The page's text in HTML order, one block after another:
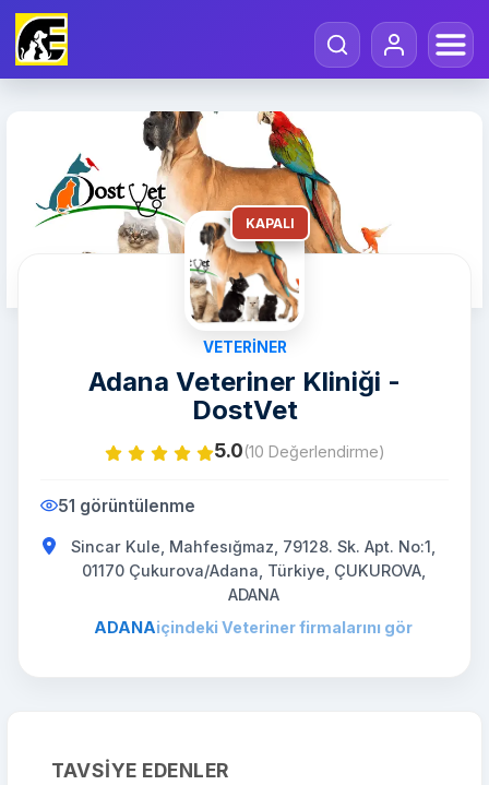
KAPALI
VETERINER
Adana Veteriner Kliniği -
DostVet
5.0(10 Değerlendirme)
51 görüntülenme
Sincar Kule, Mahfesığmaz, 79128. Sk. Apt. No:1,
01170 Çukurova/Adana, Türkiye, ÇUKUROVA,
ADANA
ADANAiçindeki Veteriner firmalarını gör
TAVSIYE EDENLER